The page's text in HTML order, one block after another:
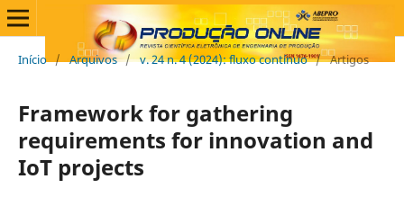
Início / Arquivos / v. 24 n. 4 (2024): fluxo contínuo / Artigos
Framework for gathering
requirements for innovation and
IoT projects